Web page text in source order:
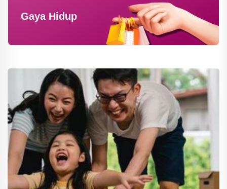
Gaya Hidup